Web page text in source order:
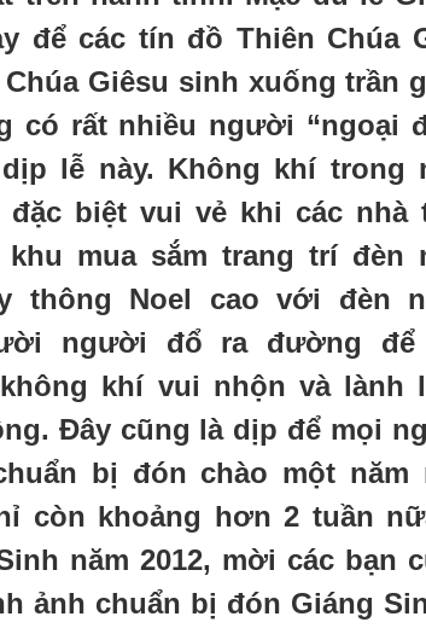
để các tín đồ Thiên Chúa
Giêsu sinh xuống trần
có rất nhiều người “ngoại
lễ này. Không khí trong
đặc biệt vui vẻ khi các nhà
mua sắm trang trí đèn
thông Noel cao với đèn
người đổ ra đường để
khí vui nhộn và lành
Đây cũng là dịp để mọi
bị đón chào một năm
còn khoảng hơn 2 tuần
năm 2012, mời các bạn
ảnh chuẩn bị đón Giáng